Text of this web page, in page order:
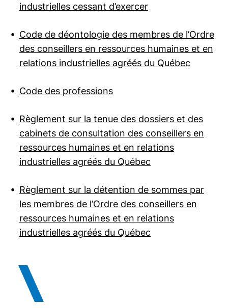
industrielles cessant d’exercer
Code de déontologie des membres de l’Ordre
des conseillers en ressources humaines et en
relations industrielles agréés du Québec
Code des professions
Règlement sur la tenue des dossiers et des
cabinets de consultation des conseillers en
ressources humaines et en relations
industrielles agréés du Québec
Règlement sur la détention de sommes par
les membres de l’Ordre des conseillers en
ressources humaines et en relations
industrielles agréés du Québec